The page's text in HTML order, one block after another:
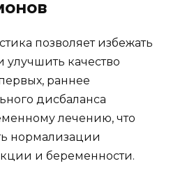
позволяет избежать
качество
раннее
дисбаланса
лечению, что
нормализации
и беременности.